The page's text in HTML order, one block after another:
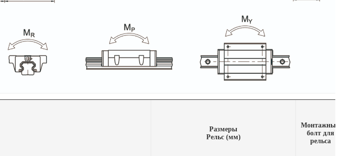
Размеры
Рельс (мм)
Монтажный
болт для
рельса